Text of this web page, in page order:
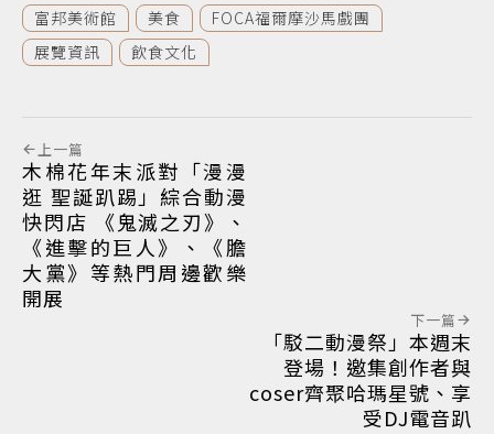
富邦美術館 美食
FOCA福爾摩沙馬戲團
展覽資訊
飲食文化
上一篇
木棉花年末派對「漫漫
逛 聖誕趴踢」綜合動漫
快閃店 《鬼滅之刃》、
《進擊的巨人》、《膽
大黨》等熱門周邊歡樂
開展
下一篇
「駁二動漫祭」本週末
登場！邀集創作者與
coser齊聚哈瑪星號、享
受DJ電音趴